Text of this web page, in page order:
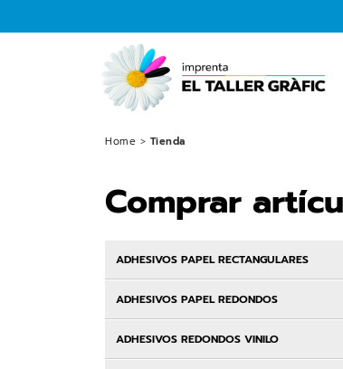
Home > Tienda
Comprar
ADHESIVOS PAPEL RECTANGULARES
ADHESIVOS PAPEL REDONDOS
ADHESIVOS REDONDOS VINILO